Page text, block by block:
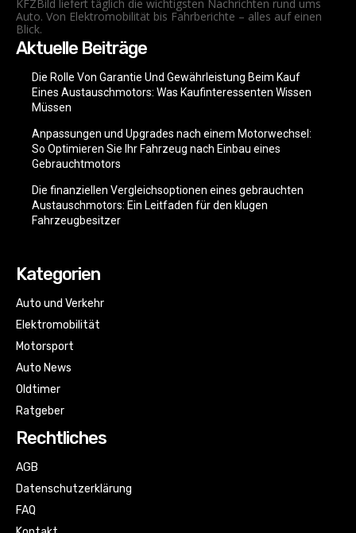
KFZBild liefert täglich die wichtigsten Nachrichten rund ums
Auto. Von Elektromobilität bis Fahrberichte – alles auf einen
Blick.
Aktuelle Beiträge
Die Rolle Von Garantie Und Gewährleistung Beim Kauf
Eines Austauschmotors: Was Kaufinteressenten Wissen
Müssen
Anpassungen und Upgrades nach einem Motorwechsel:
So Optimieren Sie Ihr Fahrzeug nach Einbau eines
Gebrauchtmotors
Die finanziellen Vergleichsoptionen eines gebrauchten
Austauschmotors: Ein Leitfaden für den klugen
Fahrzeugbesitzer
Kategorien
Auto und Verkehr
Elektromobilität
Motorsport
Auto News
Oldtimer
Ratgeber
Rechtliches
AGB
Datenschutzerklärung
FAQ